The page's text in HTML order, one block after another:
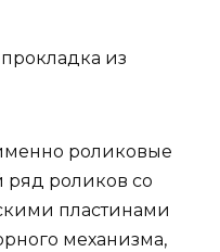
из
роликовые
роликов со
пластинами
механизма,